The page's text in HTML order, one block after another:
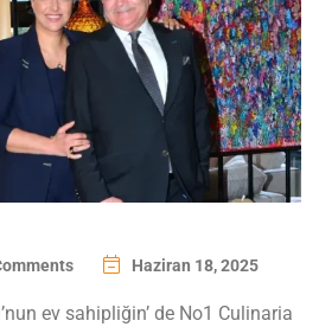
Haziran 18, 2025
ev sahipliğin’ de No1 Culinaria